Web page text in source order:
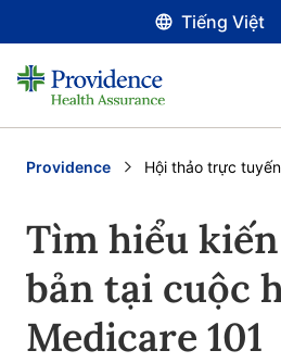
Tiếng Việt
Providence Current:
Hội thảo trực
Tìm hiểu
bản tại cuộc
Medicare 101